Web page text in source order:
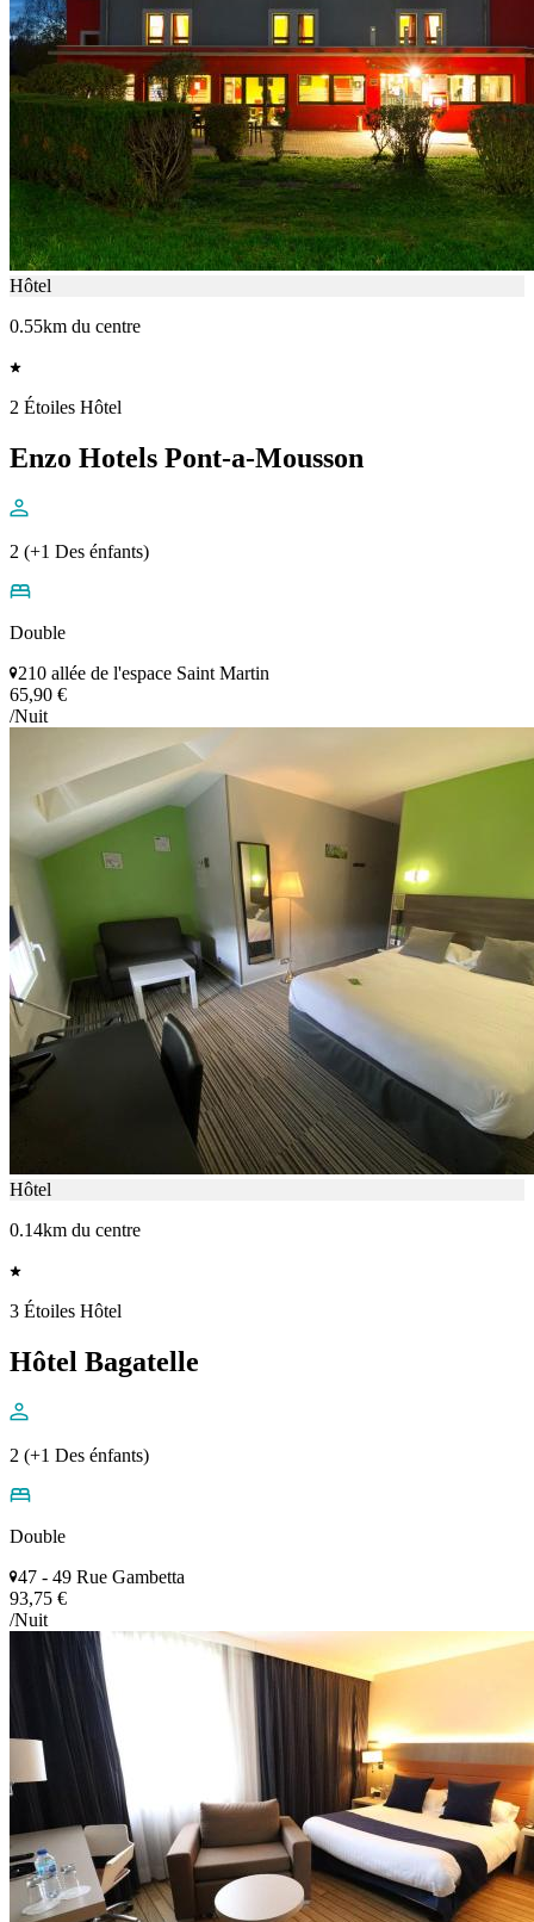
Hôtel
0.55km du centre
2 Étoiles Hôtel
Enzo Hotels Pont-a-Mousson
2 (+1 Des énfants)
Double
210 allée de l'espace Saint Martin
65,90 €
/Nuit
Hôtel
0.14km du centre
3 Étoiles Hôtel
Hôtel Bagatelle
2 (+1 Des énfants)
Double
47 - 49 Rue Gambetta
93,75 €
/Nuit